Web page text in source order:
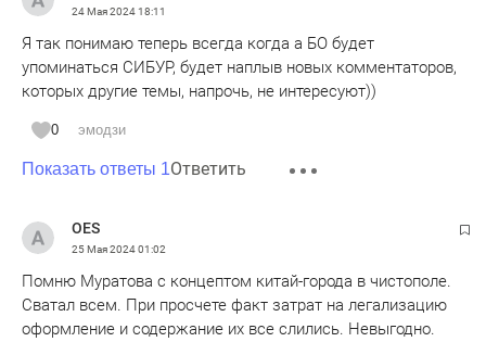
24 Мая 202418:11
Я так понимаю теперь всегда когда а БО будет
упоминаться СИБУР, будет наплыв новых комментаторов,
которых другие темы, напрочь, не интересуют))
0 эмодзи
Показать ответы 1Ответить
OES
25 Мая 202401:02
Помню Муратова с концептом китай-города в чистополе.
Сватал всем. При просчете факт затрат на легализацию
оформление и содержание их все слились. Невыгодно.